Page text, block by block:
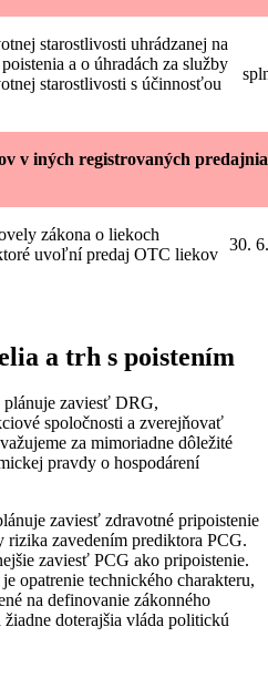
starostlivosti uhrádzanej na
a o úhradách za služby
starostlivosti s účinnosťou
v iných registrovaných
zákona o liekoch
uvoľní predaj OTC liekov
30.
a trh s poistením
zaviesť DRG,
spoločnosti a zverejňovať
za mimoriadne dôležité
pravdy o hospodárení
zaviesť zdravotné pripoistenie
zavedením prediktora PCG.
zaviesť PCG ako pripoistenie.
opatrenie technického charakteru,
na definovanie zákonného
doterajšia vláda politickú